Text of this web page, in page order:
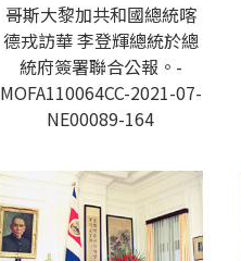
哥斯大黎加共和國總統喀
德戎訪華 李登輝總統於總
統府簽署聯合公報。-
MOFA110064CC-2021-07-
NE00089-164